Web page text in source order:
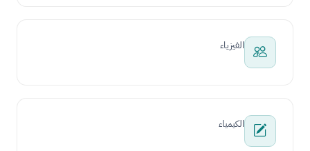
الفيزياء
الكيمياء